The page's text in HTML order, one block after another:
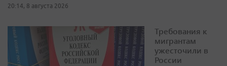
20:14, 8 августа 2026
Требования к
мигрантам
ужесточили в
России